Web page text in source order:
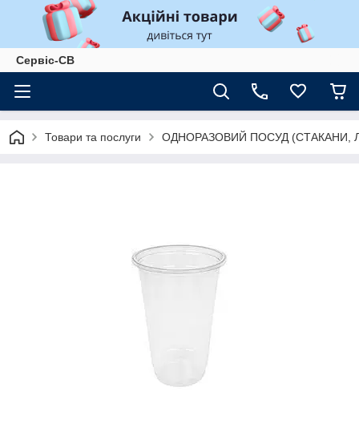
Сервіс-СВ
Товари та послуги ОДНОРАЗОВИЙ ПОСУД (СТАКАНИ,